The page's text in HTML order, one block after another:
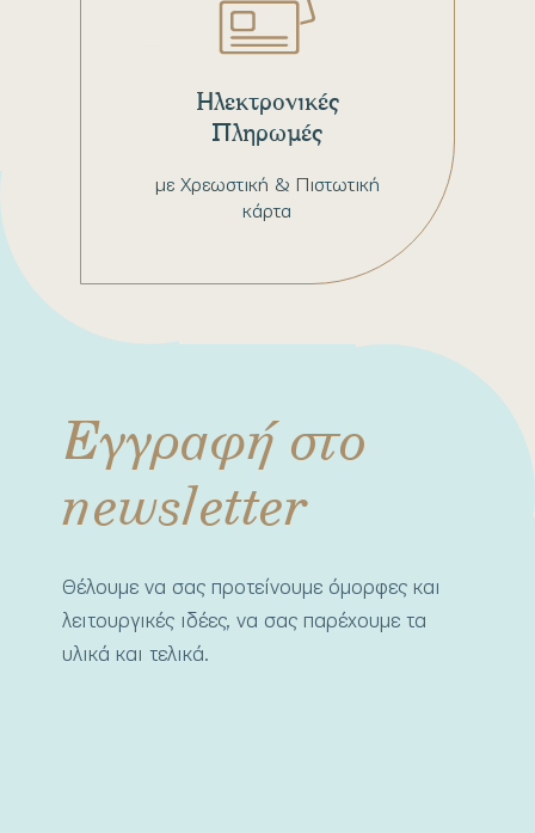
με Χρεωστική & Πιστωτική
κάρτα
Ηλεκτρονικές
Πληρωμές
Εγγραφή στο
newsletter
Θέλουμε να σας προτείνουμε όμορφες και
λειτουργικές ιδέες, να σας παρέχουμε τα
υλικά και τελικά.